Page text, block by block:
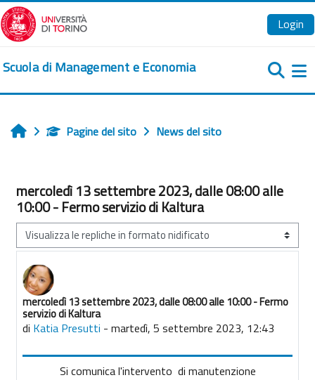
Vai al contenuto principale
Login
Scuola di Management e Economia
HomePagine del sito News del sito
mercoledì 13 settembre 2023, dalle 08:00 alle
10:00 - Fermo servizio di Kaltura
Modalità visualizzazione
mercoledì 13 settembre 2023, dalle 08:00 alle 10:00 - Fermo
servizio di Kaltura
di Katia Presutti - martedì, 5 settembre 2023, 12:43
Numero di risposte: 0
Si comunica l'intervento di manutenzione